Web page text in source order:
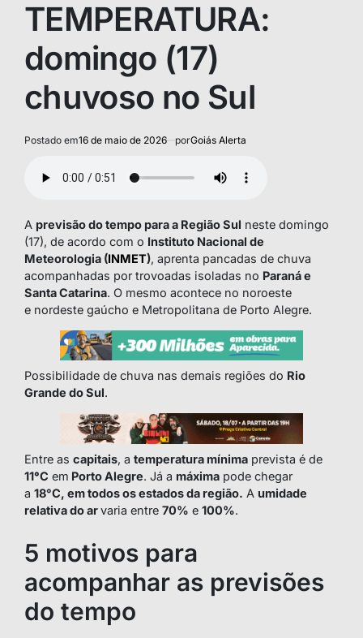
TEMPERATURA:
domingo (17)
chuvoso no Sul
Postado em16 de maio de 2026 porGoiás Alerta
A previsão do tempo para a Região Sul neste domingo
(17), de acordo com o Instituto Nacional de
Meteorologia (INMET), aprenta pancadas de chuva
acompanhadas por trovoadas isoladas no Paraná e
Santa Catarina. O mesmo acontece no noroeste
e nordeste gaúcho e Metropolitana de Porto Alegre.
Possibilidade de chuva nas demais regiões do Rio
Grande do Sul.
Entre as capitais, a temperatura mínima prevista é de
11°C em Porto Alegre. Já a máxima pode chegar
a 18°C, em todos os estados da região. A umidade
relativa do arvaria entre 70% e 100%.
5 motivos para
acompanhar as previsões
do tempo